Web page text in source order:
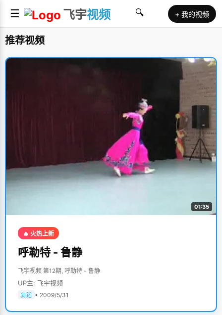
☰ 飞宇视频 🔍 + 我的视频
推荐视频
01:35
🔥 火热上新
呼勒特 - 鲁静
飞宇视频 第12期, 呼勒特 - 鲁静
UP主: 飞宇视频
舞蹈 • 2009/5/31